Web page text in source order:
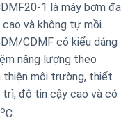
1 là máy bơm đa
và không tự mồi.
CDMF có kiểu dáng
năng lượng theo
thiện môi trường, thiết
trì, độ tin cậy cao và có
oC.